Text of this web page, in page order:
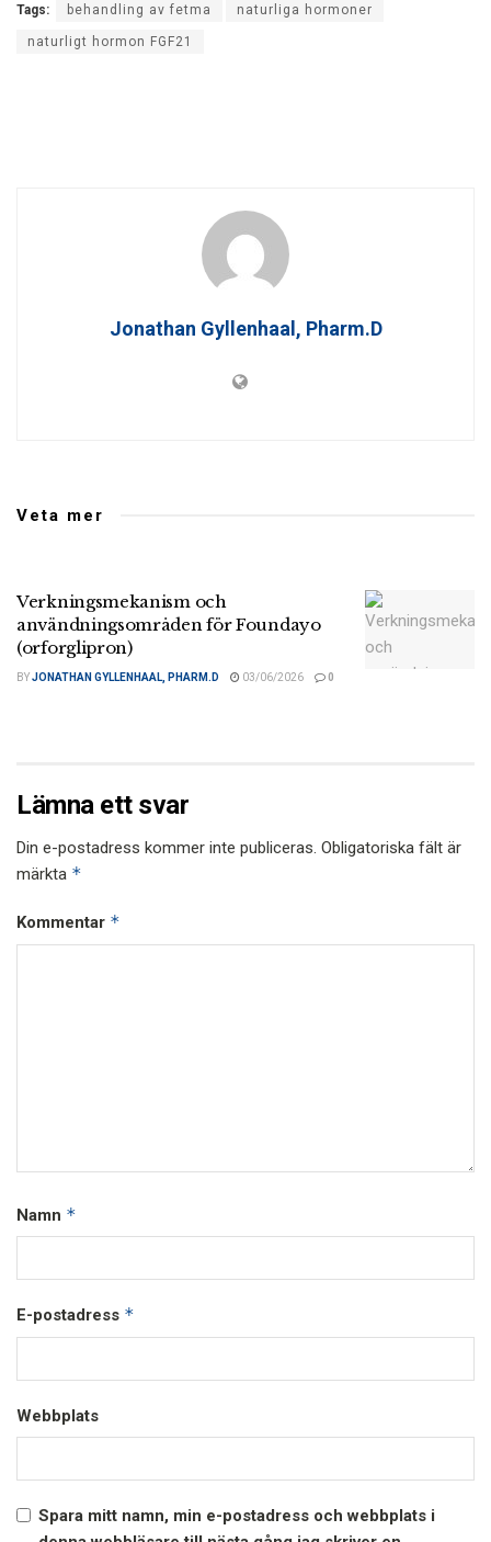
Tags: behandling av fetma naturliga hormoner
naturligt hormon FGF21
Jonathan Gyllenhaal, Pharm.D
Veta mer
Verkningsmekanism och
användningsområden för Foundayo
(orforglipron)
BYJONATHAN GYLLENHAAL, PHARM.D 03/06/2026 0
Lämna ett svar
Din e-postadress kommer inte publiceras. Obligatoriska fält är
märkta *
Kommentar *
Namn *
E-postadress *
Webbplats
Spara mitt namn, min e-postadress och webbplats i